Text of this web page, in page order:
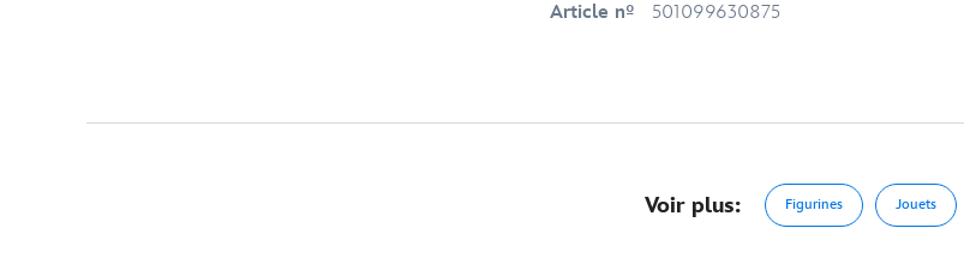
Article nº 501099630875
Voir plus: Figurines Jouets